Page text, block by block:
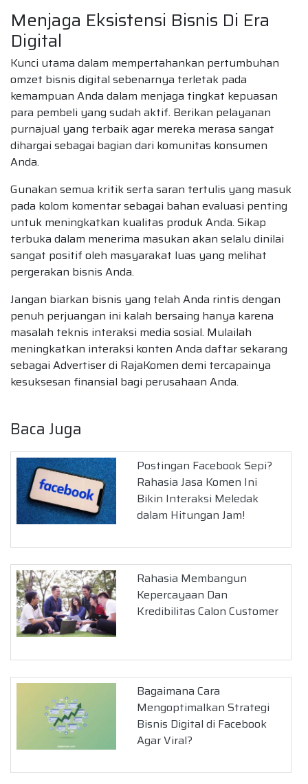
Menjaga Eksistensi Bisnis Di Era
Digital
Kunci utama dalam mempertahankan pertumbuhan
omzet bisnis digital sebenarnya terletak pada
kemampuan Anda dalam menjaga tingkat kepuasan
para pembeli yang sudah aktif. Berikan pelayanan
purnajual yang terbaik agar mereka merasa sangat
dihargai sebagai bagian dari komunitas konsumen
Anda.
Gunakan semua kritik serta saran tertulis yang masuk
pada kolom komentar sebagai bahan evaluasi penting
untuk meningkatkan kualitas produk Anda. Sikap
terbuka dalam menerima masukan akan selalu dinilai
sangat positif oleh masyarakat luas yang melihat
pergerakan bisnis Anda.
Jangan biarkan bisnis yang telah Anda rintis dengan
penuh perjuangan ini kalah bersaing hanya karena
masalah teknis interaksi media sosial. Mulailah
meningkatkan interaksi konten Anda daftar sekarang
sebagai Advertiser di RajaKomen demi tercapainya
kesuksesan finansial bagi perusahaan Anda.
Baca Juga
Postingan Facebook Sepi?
Rahasia Jasa Komen Ini
Bikin Interaksi Meledak
dalam Hitungan Jam!
Rahasia Membangun
Kepercayaan Dan
Kredibilitas Calon Customer
Bagaimana Cara
Mengoptimalkan Strategi
Bisnis Digital di Facebook
Agar Viral?